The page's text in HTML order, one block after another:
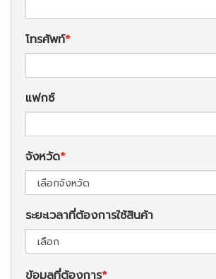
โทรศัพท์
แฟกซ์
จังหวัด
ระยะเวลาที่ต้องการใช้สินค้า
ข้อมูลที่ต้องการ